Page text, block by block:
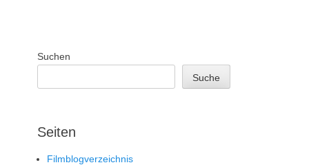
Suchen
Suche
Seiten
Filmblogverzeichnis